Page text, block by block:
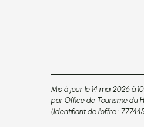
Mis à jour le 14 mai 2026 à
par Office de Tourisme du
(Identifiant de l'offre :